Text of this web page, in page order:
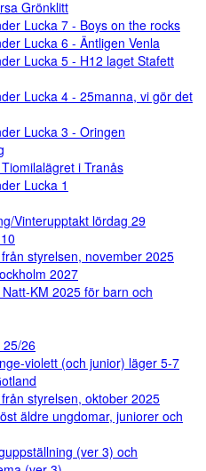
Grönklitt
Lucka 7 - Boys on the rocks
Lucka 6 - Äntligen Venla
Lucka 5 - H12 laget Stafett
Lucka 4 - 25manna, vi gör det
Lucka 3 - Oringen
i Tranås
Lucka 1
Vinterupptakt lördag 29
styrelsen, november 2025
2027
KM 2025 för barn och
25/26
violett (och junior) läger 5-7
styrelsen, oktober 2025
äldre ungdomar, juniorer och
(ver 3) och